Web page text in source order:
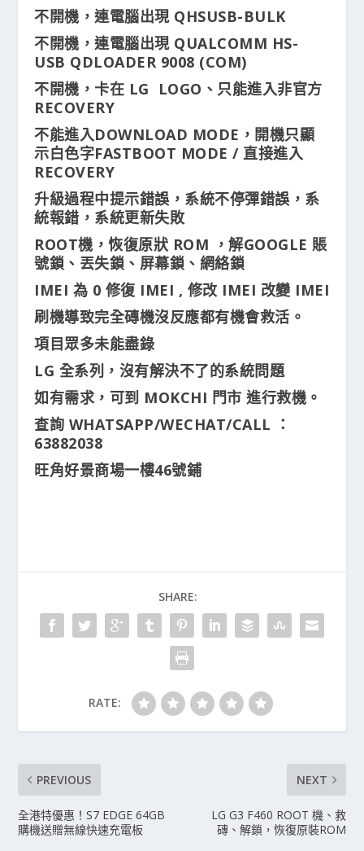
不開機，連電腦出現 QHSUSB-BULK
不開機，連電腦出現 QUALCOMM HS-
USB QDLOADER 9008 (COM)
不開機，卡在 LG LOGO、只能進入非官方
RECOVERY
不能進入DOWNLOAD MODE，開機只顯
示白色字FASTBOOT MODE / 直接進入
RECOVERY
升級過程中提示錯誤，系統不停彈錯誤，系
統報錯，系統更新失敗
ROOT機，恢復原狀 ROM ，解GOOGLE 賬
號鎖、丟失鎖、屏幕鎖、網絡鎖
IMEI 為 0 修復 IMEI , 修改 IMEI 改變 IMEI
刷機導致完全磚機沒反應都有機會救活。
項目眾多未能盡錄
LG 全系列，沒有解決不了的系統問題
如有需求，可到 MOKCHI 門市 進行救機。
查詢 WHATSAPP/WECHAT/CALL ：
63882038
旺角好景商場一樓46號鋪
SHARE:
RATE:
PREVIOUS
全港特優惠！S7 EDGE 64GB
購機送贈無線快速充電板
NEXT
LG G3 F460 ROOT 機、救
磚、解鎖，恢復原裝ROM